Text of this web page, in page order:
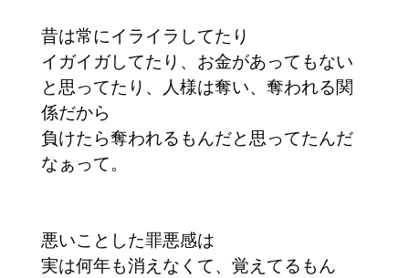
昔は常にイライラしてたり
イガイガしてたり、お金があってもない
と思ってたり、人様は奪い、奪われる関
係だから
負けたら奪われるもんだと思ってたんだ
なぁって。
悪いことした罪悪感は
実は何年も消えなくて、覚えてるもん